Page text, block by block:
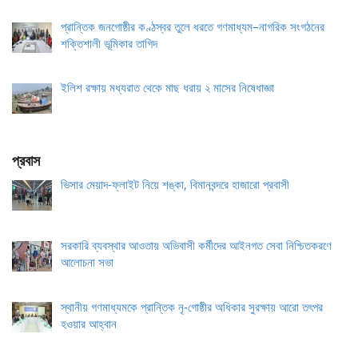
প্রান্তিক জনগোষ্ঠীর কণ্ঠস্বর তুলে ধরতে গণমাধ্যম–নাগরিক সংগঠনের
শক্তিশালী ভূমিকার তাগিদ
ইলিশ রক্ষায় মধ্যরাত থেকে মাছ ধরায় ২ মাসের নিষেধাজ্ঞা
প্রবাস
ভিসার মেয়াদ-ফ্লাইট নিয়ে শঙ্কা, বিমানবন্দরে হাজারো প্রবাসী
সরকারি ব্যবস্থার আওতায় অভিবাসী কর্মীদের আইনগত সেবা নিশ্চিতকরণে
আলোচনা সভা
স্থানীয় গণমাধ্যমকে প্রান্তিক নৃ-গোষ্ঠীর অধিকার সুরক্ষায় আরো তৎপর
হওয়ার আহ্বান